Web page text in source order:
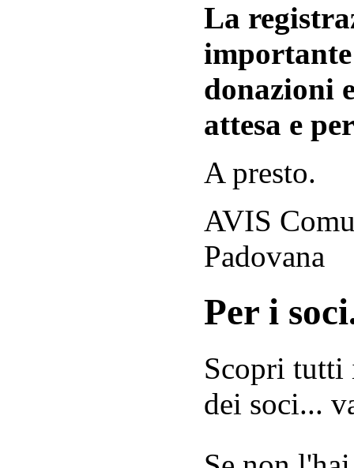
La
donazioni
attesa e
A presto.
AVIS
Padovana
Per i
Scopri tutti
dei soci...